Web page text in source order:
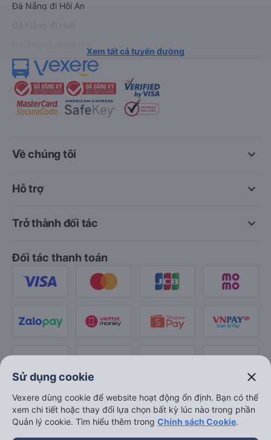
Đà Nẵng đi Hội An
Xem tất cả tuyến đường
keyboard_arrow_down
Về chúng tôi
keyboard_arrow_down
Hỗ trợ
keyboard_arrow_down
Trở thành đối tác
Đối tác thanh toán
Sử dụng cookie close
Vexere dùng cookie để website hoạt động ổn định. Bạn có thể
xem chi tiết hoặc thay đổi lựa chọn bất kỳ lúc nào trong phần
Quản lý cookie. Tìm hiểu thêm trong Chính sách Cookie.